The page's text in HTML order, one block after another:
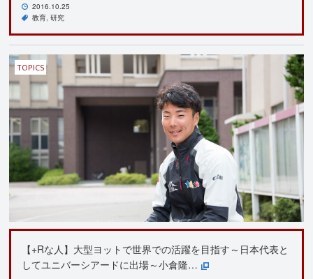
2016.10.25
教育 研究
TOPICS
【+Rな人】大型ヨットで世界での活躍を目指す～日本代表と
してユニバーシアードに出場～小倉隆…